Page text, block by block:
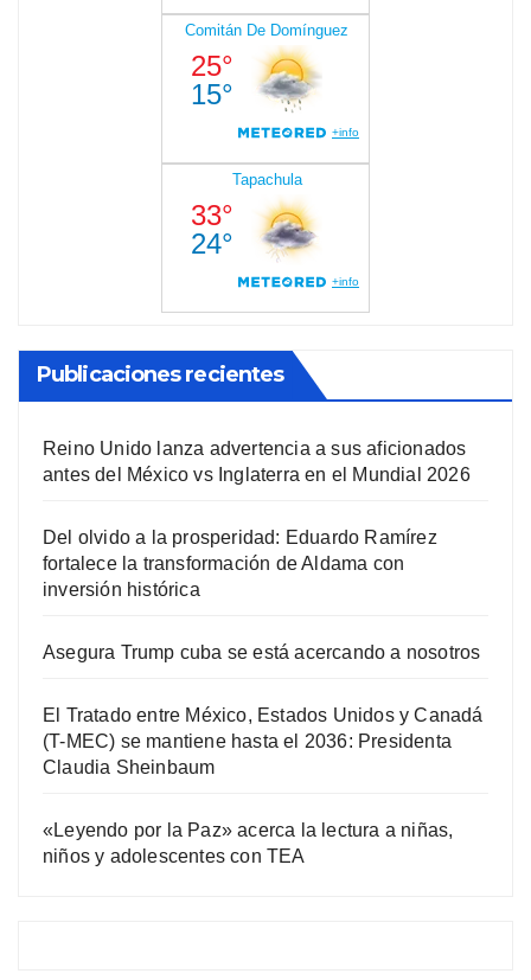
Publicaciones recientes
Reino Unido lanza advertencia a sus aficionados
antes del México vs Inglaterra en el Mundial 2026
Del olvido a la prosperidad: Eduardo Ramírez
fortalece la transformación de Aldama con
inversión histórica
Asegura Trump cuba se está acercando a nosotros
El Tratado entre México, Estados Unidos y Canadá
(T-MEC) se mantiene hasta el 2036: Presidenta
Claudia Sheinbaum
«Leyendo por la Paz» acerca la lectura a niñas,
niños y adolescentes con TEA